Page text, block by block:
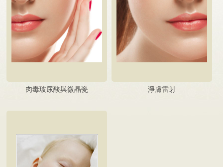
肉毒玻尿酸與微晶瓷 淨膚雷射